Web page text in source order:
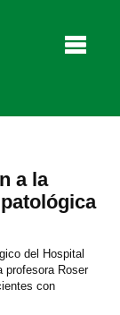
a la
del Hospital
profesora Roser
con